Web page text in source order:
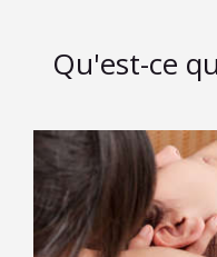
Qu'est-ce